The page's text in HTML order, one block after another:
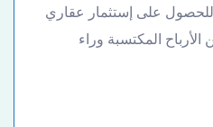
للحصول على إستثمار عقاري
المكتسبة وراء